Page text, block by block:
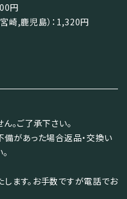
円
崎,鹿児島）：1,320円
。ご了承下さい。
備があった場合返品・交換い
ます。お手数ですが電話でお